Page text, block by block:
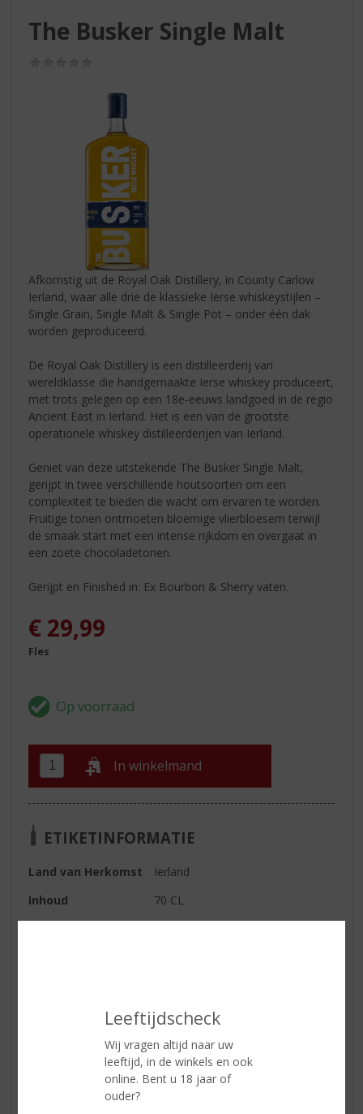
Leeftijdscheck
Wij vragen altijd naar uw
leeftijd, in de winkels en ook
online. Bent u 18 jaar of
ouder?
The Busker Single Malt
Afkomstig uit de Royal Oak Distillery, in County Carlow
Ierland, waar alle drie de klassieke Ierse whiskeystijlen –
Single Grain, Single Malt & Single Pot – onder één dak
worden geproduceerd.
De Royal Oak Distillery is een distilleerderij van
wereldklasse die handgemaakte Ierse whiskey produceert,
met trots gelegen op een 18e-eeuws landgoed in de regio
Ancient East in Ierland. Het is een van de grootste
operationele whiskey distilleerderijen van Ierland.
Geniet van deze uitstekende The Busker Single Malt,
gerijpt in twee verschillende houtsoorten om een
complexiteit te bieden die wacht om ervaren te worden.
Fruitige tonen ontmoeten bloemige vlierbloesem terwijl
de smaak start met een intense rijkdom en overgaat in
een zoete chocoladetonen.
Gerijpt en Finished in: Ex Bourbon & Sherry vaten.
€ 29,99
Fles
In winkelmand
ETIKETINFORMATIE
Land van Herkomst
Ierland
Inhoud
70 CL
Heerlijk fruitig mondgevoel met
langdurige zoetheid
Reviews